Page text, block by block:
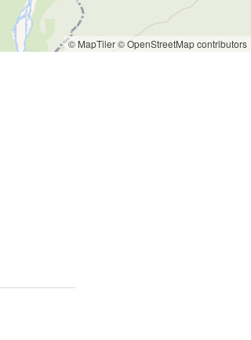
© MapTiler© OpenStreetMap contributors